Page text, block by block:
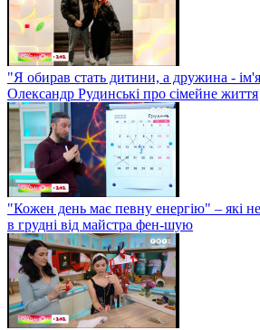
"Я обирав стать дитини, а дружина -
Олександр Рудинські про сімейне життя
"Кожен день має певну енергію" – які
в грудні від майстра фен-шую